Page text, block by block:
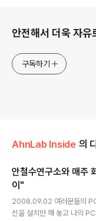
안전해서 더욱 자유
구독하기
AhnLab Inside 의
안철수연구소와 매주
이"
2008.09.02 여러분들의
신을 설치만 해 놓고 나의